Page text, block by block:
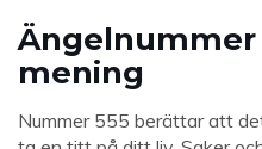
Ängelnummer
mening
Nummer 555 berättar att